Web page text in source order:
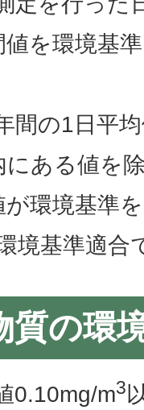
を環境基
間の1日平
にある値を
環境基準
境基準適合
質の環
0.10mg/m3